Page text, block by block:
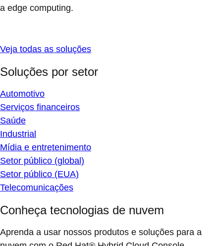
a edge computing.
Veja todas as soluções
Soluções por setor
Automotivo
Serviços financeiros
Saúde
Industrial
Mídia e entretenimento
Setor público (global)
Setor público (EUA)
Telecomunicações
Conheça tecnologias de nuvem
Aprenda a usar nossos produtos e soluções para a